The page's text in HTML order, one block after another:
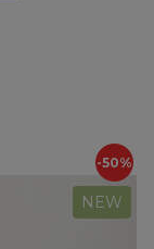
-50%
NEW